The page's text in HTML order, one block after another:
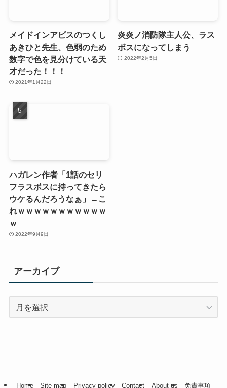
メイドインアビスのつくし
あきひと先生、色弱のため
数字で色を見分けている天
才だった！！！
2021年1月22日
炎炎ノ消防隊主人公、ラス
ボスになってしまう
2022年2月5日
ハガレン作者「1話のセリ
フラスボスに持ってきたら
ウケるんだろうなぁ」←こ
れｗｗｗｗｗｗｗｗｗｗｗ
ｗ
2022年9月9日
アーカイブ
Home Site map Privacy policy Contact About us 免責事項